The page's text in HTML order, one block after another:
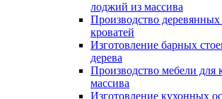
лоджий из массива
Производство
кроватей
Изготовление барных
дерева
Производство мебели для
массива
Изготовление кухонных